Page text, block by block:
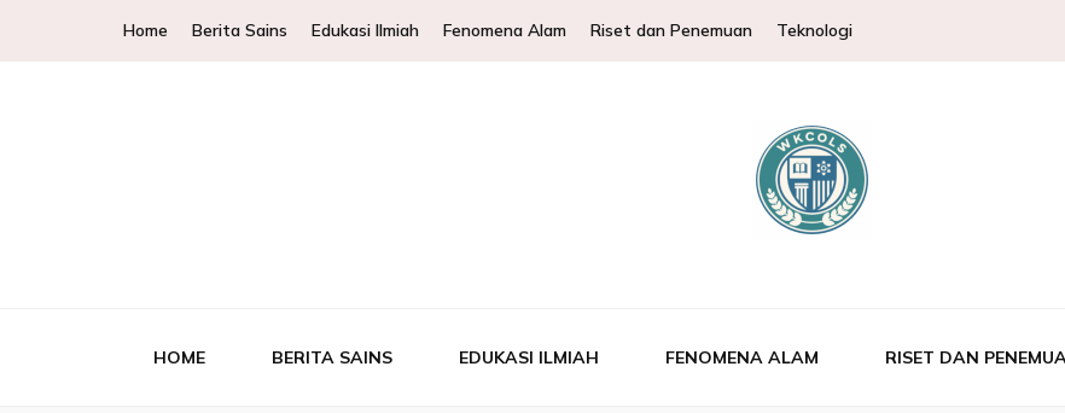
Home Berita Sains Edukasi Ilmiah Fenomena Alam Riset dan Penemuan Teknologi
Eksperimen &
HOME BERITA SAINS EDUKASI ILMIAH FENOMENA ALAM RISET DAN